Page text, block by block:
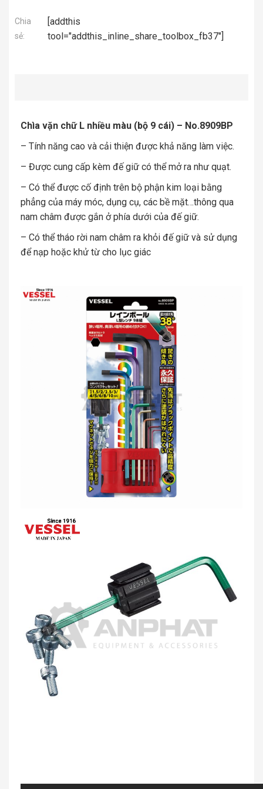
Chia
sẻ:
[addthis
tool="addthis_inline_share_toolbox_fb37"]
Chìa vặn chữ L nhiều màu (bộ 9 cái) – No.8909BP
– Tính năng cao và cải thiện được khả năng làm việc.
– Được cung cấp kèm đế giữ có thể mở ra như quạt.
– Có thể được cố định trên bộ phận kim loại bằng
phẳng của máy móc, dụng cụ, các bề mặt…thông qua
nam châm được gắn ở phía dưới của đế giữ.
– Có thể tháo rời nam châm ra khỏi đế giữ và sử dụng
để nạp hoặc khử từ cho lục giác